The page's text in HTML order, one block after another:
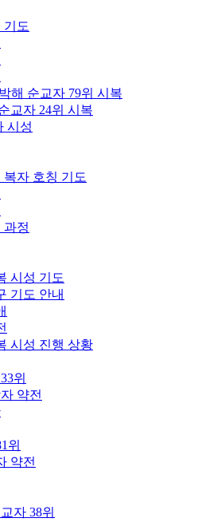
기도
해 순교자 79위 시복
교자 24위 시복
시성
복자 호칭 기도
과정
시성 기도
기도 안내
시성 진행 상황
위
약전
위
약전
자 38위